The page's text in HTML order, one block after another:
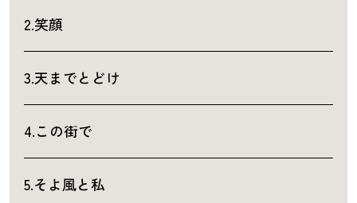
2.笑顔
3.天までとどけ
4.この街で
5.そよ風と私